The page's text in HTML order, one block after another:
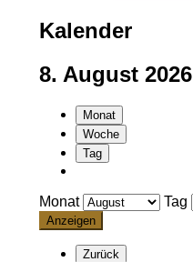
Kalender
8. August 2026
Monat
Woche
Tag
Monat Tag
Zurück